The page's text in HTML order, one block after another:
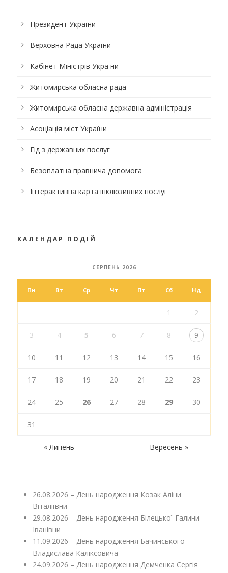
Президент України
Верховна Рада України
Кабінет Міністрів України
Житомирська обласна рада
Житомирська обласна державна адміністрація
Асоціація міст України
Гід з державних послуг
Безоплатна правнича допомога
Інтерактивна карта інклюзивних послуг
КАЛЕНДАР ПОДІЙ
СЕРПЕНЬ 2026
Пн Вт Ср Чт Пт Сб Нд
1 2
3 4 5 6 7 8 9
10 11 12 13 14 15 16
17 18 19 20 21 22 23
24 25 26 27 28 29 30
31
« Липень Вересень »
26.08.2026 – День народження Козак Аліни
Віталіївни
29.08.2026 – День народження Білецької Галини
Іванівни
11.09.2026 – День народження Бачинського
Владислава Каліксовича
24.09.2026 – День народження Демченка Сергія